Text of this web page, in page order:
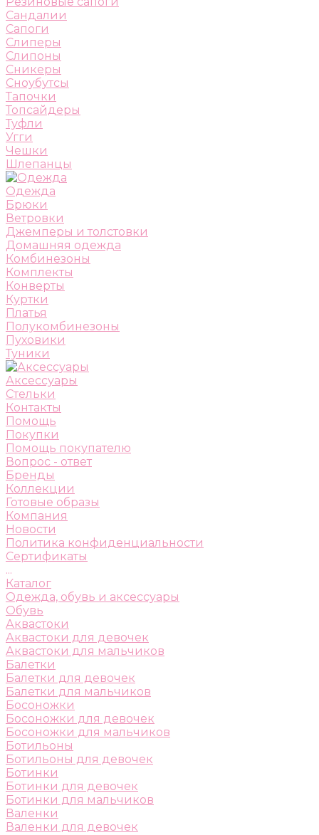
Сандалии
Сапоги
Слиперы
Слипоны
Сникеры
Сноубутсы
Тапочки
Топсайдеры
Туфли
Угги
Чешки
Шлепанцы
Одежда
Брюки
Ветровки
Джемперы и толстовки
Домашняя одежда
Комбинезоны
Комплекты
Конверты
Куртки
Платья
Полукомбинезоны
Пуховики
Туники
Аксессуары
Стельки
Контакты
Помощь
Покупки
Помощь покупателю
Вопрос - ответ
Бренды
Коллекции
Готовые образы
Компания
Новости
Политика конфиденциальности
Сертификаты
...
Каталог
Одежда, обувь и аксессуары
Обувь
Аквастоки
Аквастоки для девочек
Аквастоки для мальчиков
Балетки
Балетки для девочек
Балетки для мальчиков
Босоножки
Босоножки для девочек
Босоножки для мальчиков
Ботильоны
Ботильоны для девочек
Ботинки
Ботинки для девочек
Ботинки для мальчиков
Валенки
Валенки для девочек